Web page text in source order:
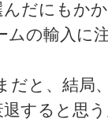
んだにもか
ムの輸入に
だと、結局
退すると思